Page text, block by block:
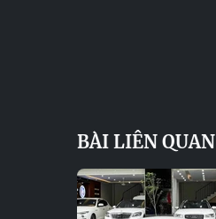
BÀI LIÊN QUAN